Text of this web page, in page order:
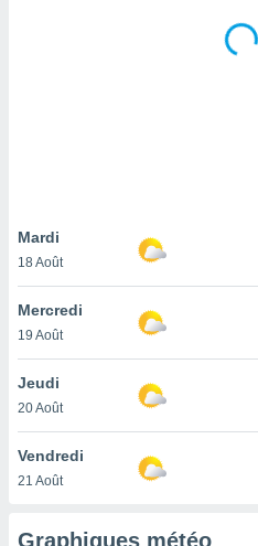
notre
que
et que
Mardi
18 Août
Mercredi
19 Août
Jeudi
20 Août
Vendredi
21 Août
Graphiques météo